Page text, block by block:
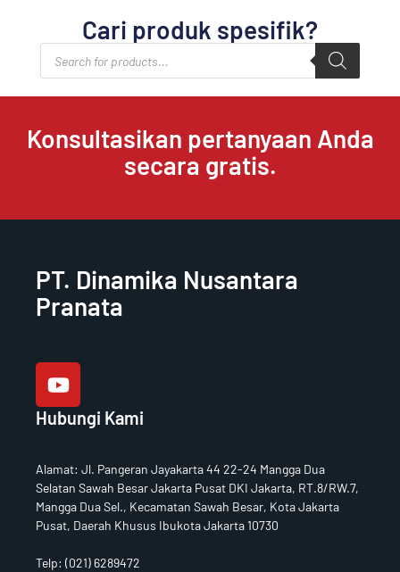
Cari produk spesifik?
Products
search
Konsultasikan pertanyaan Anda
secara gratis.
PT. Dinamika Nusantara
Pranata
o
u
t
u
e
Hubungi Kami
Alamat: Jl. Pangeran Jayakarta 44 22-24 Mangga Dua
Selatan Sawah Besar Jakarta Pusat DKI Jakarta, RT.8/RW.7,
Mangga Dua Sel., Kecamatan Sawah Besar, Kota Jakarta
Pusat, Daerah Khusus Ibukota Jakarta 10730
Telp: (021) 6289472